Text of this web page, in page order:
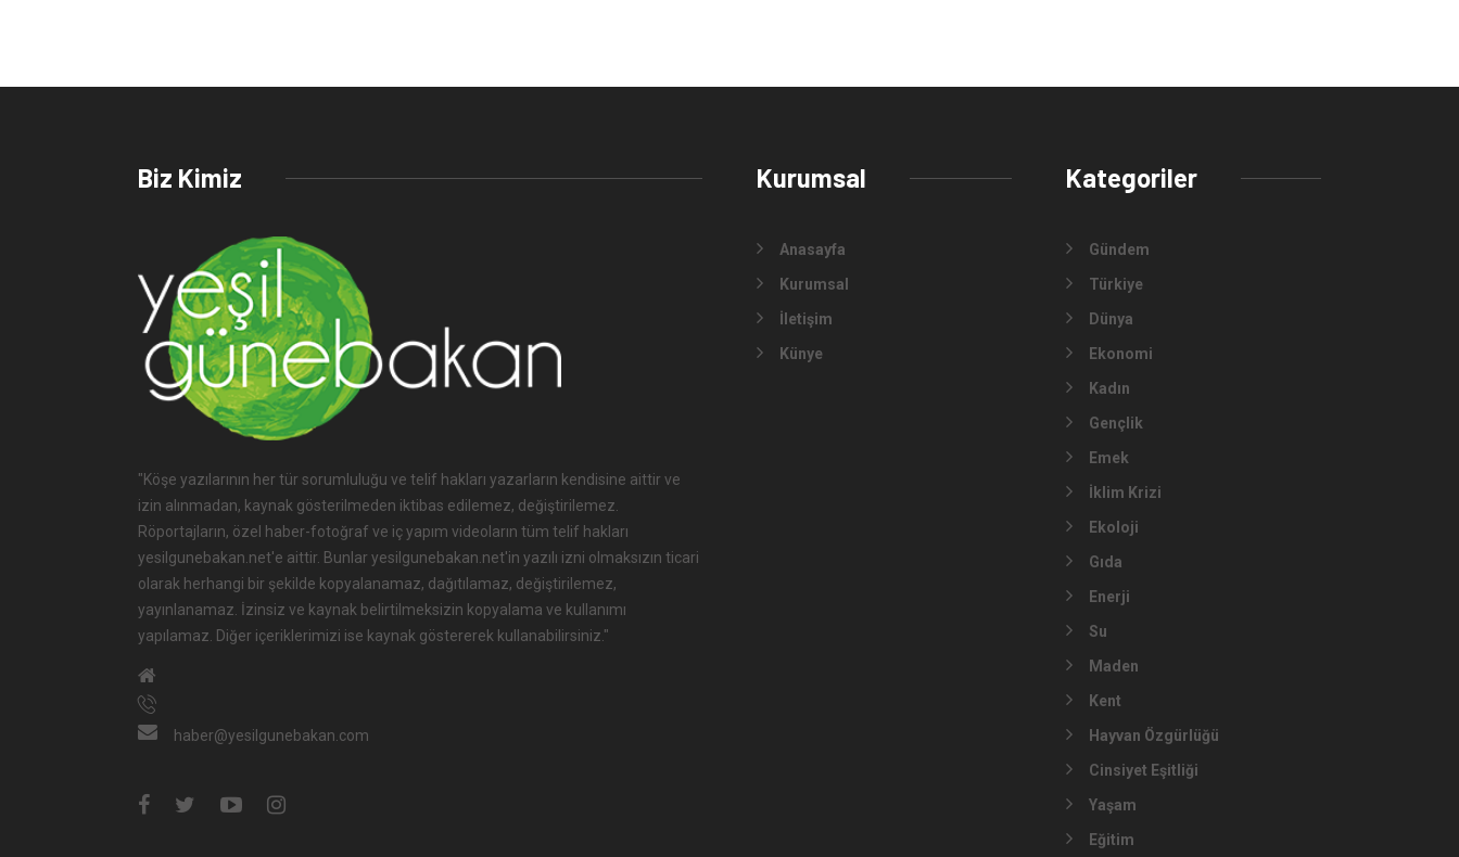
Biz Kimiz
"Köşe yazılarının her tür sorumluluğu ve telif hakları yazarların kendisine aittir ve
izin alınmadan, kaynak gösterilmeden iktibas edilemez, değiştirilemez.
Röportajların, özel haber-fotoğraf ve iç yapım videoların tüm telif hakları
yesilgunebakan.net'e aittir. Bunlar yesilgunebakan.net'in yazılı izni olmaksızın ticari
olarak herhangi bir şekilde kopyalanamaz, dağıtılamaz, değiştirilemez,
yayınlanamaz. İzinsiz ve kaynak belirtilmeksizin kopyalama ve kullanımı
yapılamaz. Diğer içeriklerimizi ise kaynak göstererek kullanabilirsiniz."
haber@yesilgunebakan.com
Kurumsal
Anasayfa
Kurumsal
İletişim
Künye
Kategoriler
Gündem
Türkiye
Dünya
Ekonomi
Kadın
Gençlik
Emek
İklim Krizi
Ekoloji
Gıda
Enerji
Su
Maden
Kent
Hayvan Özgürlüğü
Cinsiyet Eşitliği
Yaşam
Eğitim